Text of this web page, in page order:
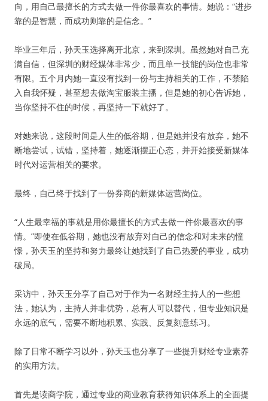
向，用自己最擅长的方式去做一件你最喜欢的事情。她说：“进步
靠的是智慧，而成功则靠的是信念。”
毕业三年后，孙天玉选择离开北京，来到深圳。虽然她对自己充
满自信，但深圳的财经媒体非常少，而且单一技能的岗位也非常
有限。五个月内她一直没有找到一份与主持相关的工作，不禁陷
入自我怀疑，甚至想去做淘宝服装主播，但是她的初心告诉她，
当你坚持不住的时候，再坚持一下就好了。
对她来说，这段时间是人生的低谷期，但是她并没有放弃，她不
断地尝试，试错，坚持着，她逐渐摆正心态，并开始接受新媒体
时代对运营相关的要求。
最终，自己终于找到了一份券商的新媒体运营岗位。
“人生最幸福的事就是用你最擅长的方式去做一件你最喜欢的事
情。”即使在低谷期，她也没有放弃对自己的信念和对未来的憧
憬，孙天玉的坚持和努力最终让她找到了自己热爱的事业，成功
破局。
采访中，孙天玉分享了自己对于作为一名财经主持人的一些想
法，她认为，主持人并非优势，总有人可以替代，但专业知识是
永远的底气，需要不断地积累、实践、反复刻意练习。
除了日常不断学习以外，孙天玉也分享了一些提升财经专业素养
的实用方法。
首先是读商学院，通过专业的商业教育获得知识体系上的全面提